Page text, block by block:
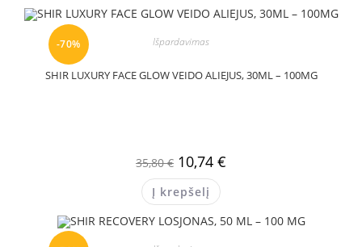
-70% Išpardavimas
SHIR LUXURY FACE GLOW VEIDO ALIEJUS, 30ML – 100MG
35,80€ 10,74 €
Į krepšelį